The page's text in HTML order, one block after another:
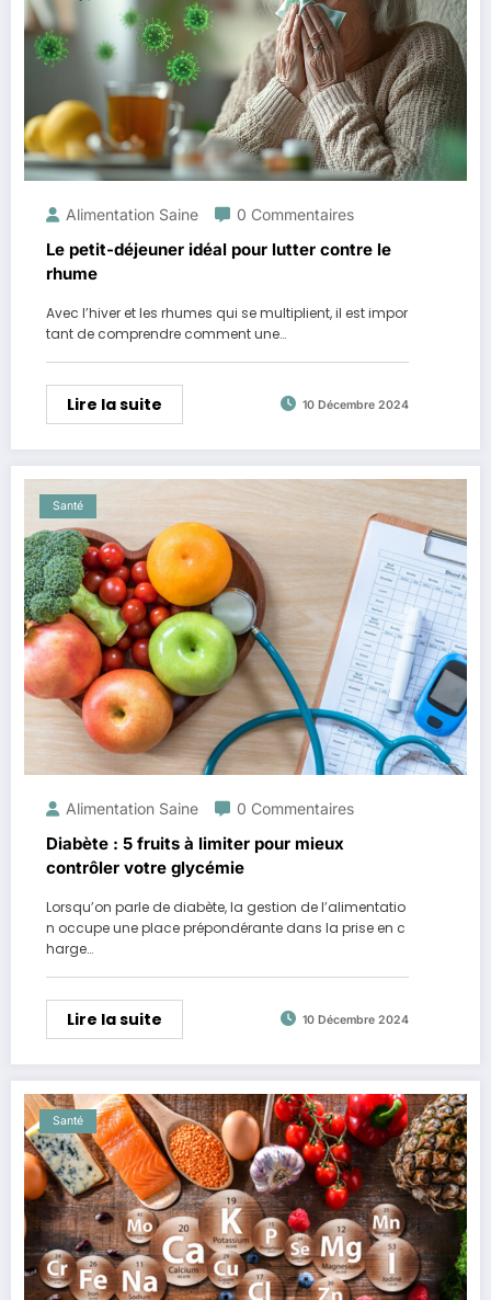
Alimentation Saine 0 Commentaires
Le petit-déjeuner idéal pour lutter contre le
rhume
Avec l’hiver et les rhumes qui se multiplient, il est impor
tant de comprendre comment une…
Lire la suite 10 Décembre 2024
Santé
Alimentation Saine 0 Commentaires
Diabète : 5 fruits à limiter pour mieux
contrôler votre glycémie
Lorsqu’on parle de diabète, la gestion de l’alimentatio
n occupe une place prépondérante dans la prise en c
harge…
Lire la suite 10 Décembre 2024
Santé